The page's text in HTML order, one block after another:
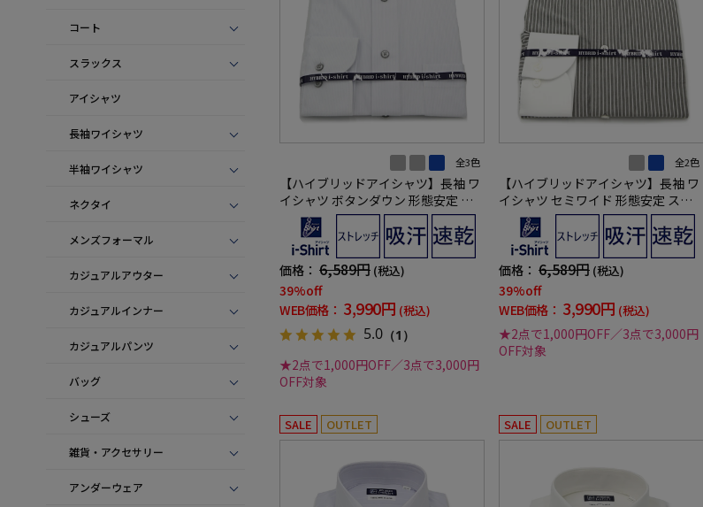
コート
スラックス
アイシャツ
長袖ワイシャツ
半袖ワイシャツ
ネクタイ
メンズフォーマル
カジュアルアウター
カジュアルインナー
カジュアルパンツ
バッグ
シューズ
雑貨・アクセサリー
アンダーウェア
全3色
【ハイブリッドアイシャツ】長袖 ワ
イシャツ ボタンダウン 形態安定 ス
トレッチ マイクロストライプ 通年
価格： 6,589円 (税込)
39%off
WEB価格： 3,990円 (税込)
5.0 （1）
★2点で1,000円OFF／3点で3,000円
OFF対象
全2色
【ハイブリッドアイシャツ】長袖 ワ
イシャツ セミワイド 形態安定 スト
レッチ ストライプ 通年
価格： 6,589円 (税込)
39%off
WEB価格： 3,990円 (税込)
★2点で1,000円OFF／3点で3,000円
OFF対象
SALE OUTLET SALE OUTLET